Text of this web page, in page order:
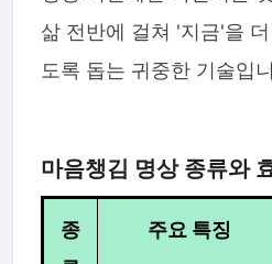
삶 전반에 걸쳐 '지금'을
도록 돕는 귀중한 기술입
마음챙김 명상 종류와
종
주요 특징